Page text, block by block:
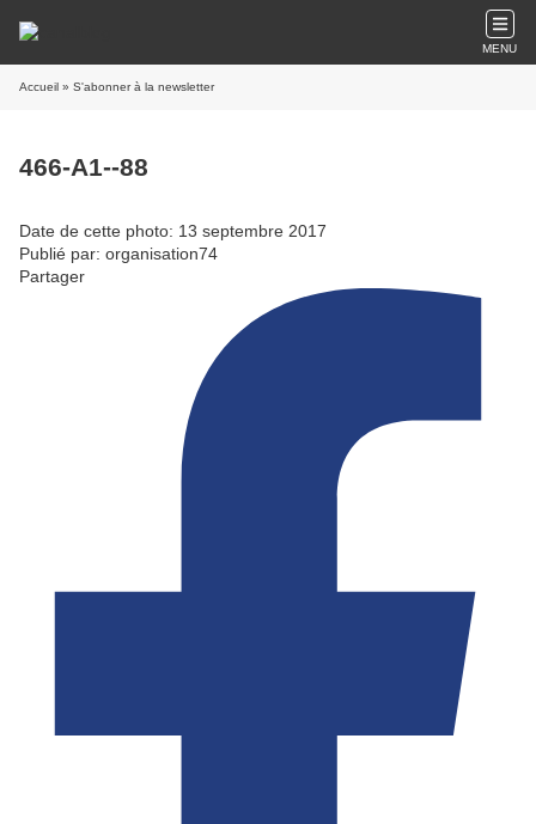
MENU
Accueil » S'abonner à la newsletter
466-A1--88
Date de cette photo: 13 septembre 2017
Publié par: organisation74
Partager